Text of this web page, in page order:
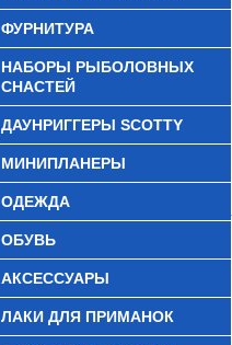
ФУРНИТУРА
НАБОРЫ РЫБОЛОВНЫХ
СНАСТЕЙ
ДАУНРИГГЕРЫ SCOTTY
МИНИПЛАНЕРЫ
ОДЕЖДА
ОБУВЬ
АКСЕССУАРЫ
ЛАКИ ДЛЯ ПРИМАНОК